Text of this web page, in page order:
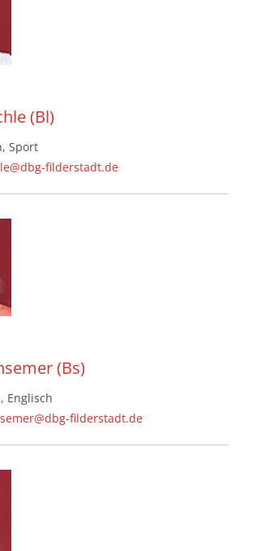
(Bl)
Sport
filderstadt.de
(Bs)
Englisch
filderstadt.de